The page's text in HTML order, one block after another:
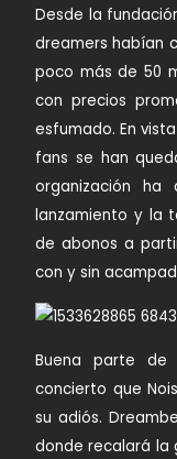
Desde la
dreamers habían
poco más de 50
con precios
esfumado. En
fans se han
organización
lanzamiento y la
de abonos a
con y sin
Buena parte de
concierto que
su adiós.
donde recalará la